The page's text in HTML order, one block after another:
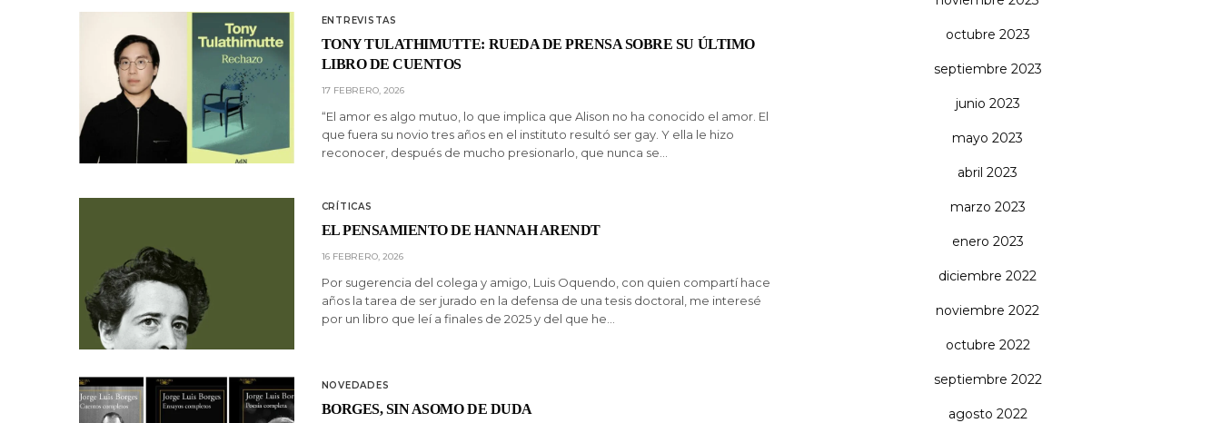
ENTREVISTAS
TONY TULATHIMUTTE: RUEDA DE PRENSA SOBRE SU ÚLTIMO
LIBRO DE CUENTOS
17 FEBRERO, 2026
“El amor es algo mutuo, lo que implica que Alison no ha conocido el amor. El
que fuera su novio tres años en el instituto resultó ser gay. Y ella le hizo
reconocer, después de mucho presionarlo, que nunca se…
CRÍTICAS
EL PENSAMIENTO DE HANNAH ARENDT
16 FEBRERO, 2026
Por sugerencia del colega y amigo, Luis Oquendo, con quien compartí hace
años la tarea de ser jurado en la defensa de una tesis doctoral, me interesé
por un libro que leí a finales de 2025 y del que he…
NOVEDADES
BORGES, SIN ASOMO DE DUDA
octubre 2023
septiembre 2023
junio 2023
mayo 2023
abril 2023
marzo 2023
enero 2023
diciembre 2022
noviembre 2022
octubre 2022
septiembre 2022
agosto 2022